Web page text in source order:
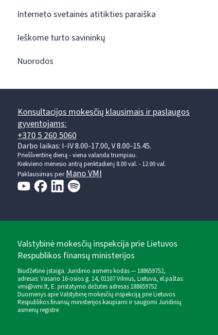
Interneto svetainės atitikties paraiška
Ieškome turto savininkų
Nuorodos
Konsultacijos mokesčių klausimais ir paslaugos
gyventojams:
+370 5 260 5060
Darbo laikas: I-IV 8.00-17.00, V 8.00-15.45.
Prieššventinę dieną - viena valanda trumpiau.
Kiekvieno mėnesio antrą penktadienį 8.00 val. - 12.00 val.
Paklausimas perMano VMI
Valstybinė mokesčių inspekcija prie Lietuvos
Respublikos finansų ministerijos
Biudžetinė įstaiga. Juridinio asmens kodas — 188659752,
adresas: Vasario 16-osios g. 14, 01107 Vilnius, Lietuva, el.paštas:
vmi@vmi.lt, E. pristatymo dėžutės adresas 188659752
Duomenys apie Valstybinę mokesčių inspekciją prie Lietuvos
Respublikos finansų ministerijos kaupiami ir saugomi Juridinių
asmenų registre